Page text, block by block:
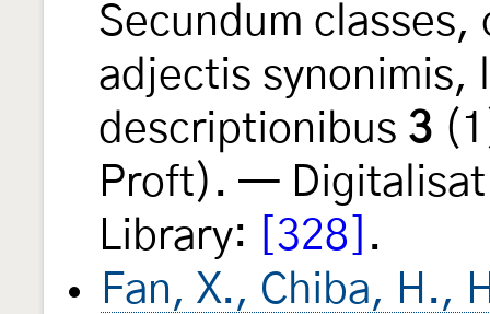
Secundum
adjectis synonimis,
descriptionibus 3
Proft). — Digitalisat
Library:
[328] .
Fan, X., Chiba, H.,